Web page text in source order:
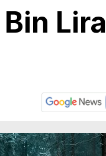
Lira